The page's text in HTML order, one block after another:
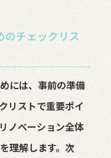
のチェックリス
には、事前の準備
リストで重要ポイ
ノベーション全体
理解します。次